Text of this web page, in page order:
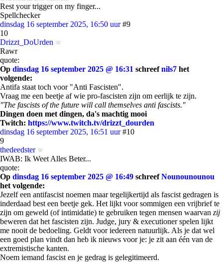
Rest your trigger on my finger...
Spellchecker
dinsdag 16 september 2025, 16:50 uur #9
10
Drizzt_DoUrden
Rawr
quote:
Op dinsdag 16 september 2025 @ 16:31 schreefnils7 het
volgende:
Antifa staat toch voor "Anti Fascisten".
Vraag me een beetje af wie pro-fascisten zijn om eerlijk te zijn.
"The fascists of the future will call themselves anti fascists."
Dingen doen met dingen, da's machtig mooi
Twitch: https://www.twitch.tv/drizzt_dourden
dinsdag 16 september 2025, 16:51 uur #10
9
thedeedster
IWAB: Ik Weet Alles Beter...
quote:
Op dinsdag 16 september 2025 @ 16:49 schreefNounounounou
het volgende:
Jezelf een antifascist noemen maar tegelijkertijd als fascist gedragen is
inderdaad best een beetje gek. Het lijkt voor sommigen een vrijbrief te
zijn om geweld (of intimidatie) te gebruiken tegen mensen waarvan zij
beweren dat het fascisten zijn. Judge, jury & executioner spelen lijkt
me nooit de bedoeling. Geldt voor iedereen natuurlijk. Als je dat wel
een goed plan vindt dan heb ik nieuws voor je: je zit aan één van de
extremistische kanten.
Noem iemand fascist en je gedrag is gelegitimeerd.